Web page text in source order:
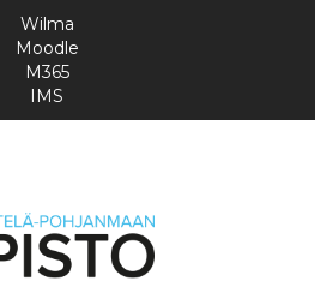
Wilma
Moodle
M365
IMS